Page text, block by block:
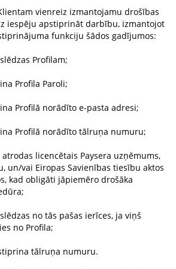
vienreiz izmantojamu drošības
iespēju apstiprināt darbību, izmantojot
funkciju šādos gadījumos:
Profilam;
Profila Paroli;
Profilā norādīto e-pasta adresi;
Profilā norādīto tālruņa numuru;
licencētais Paysera uzņēmums,
un/vai Eiropas Savienības tiesību aktos
kad obligāti jāpiemēro drošāka
no tās pašas ierīces, ja viņš
no Profila;
tālruņa numuru.